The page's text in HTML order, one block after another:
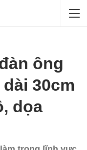
ông
30cm
dọa